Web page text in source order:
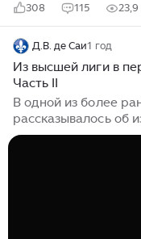
308 115
Д.В. де Саи1 год
Из высшей лиги в
Часть II
В одной из более
рассказывалось об
которые свои